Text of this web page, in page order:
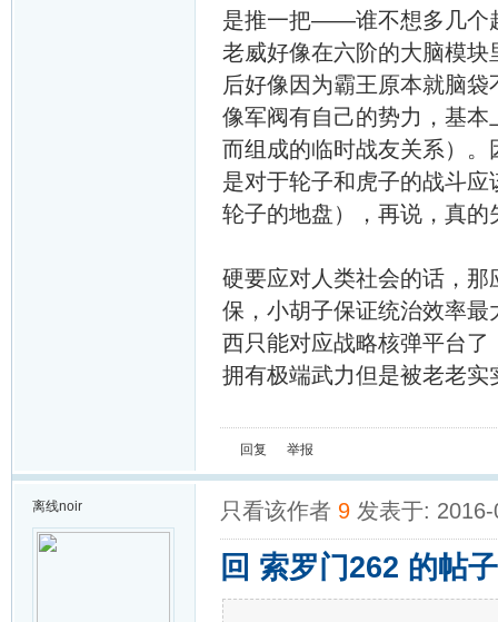
是推一把——谁不想多几个
老威好像在六阶的大脑模
后好像因为霸王原本就脑
像军阀有自己的势力，基
而组成的临时战友关系）
是对于轮子和虎子的战斗
轮子的地盘），再说，真
硬要应对人类社会的话，
保，小胡子保证统治效率
西只能对应战略核弹平台
拥有极端武力但是被老老
回复 举报
离线noir 只看该作者 9 发表于:
回 索罗门262 的帖子